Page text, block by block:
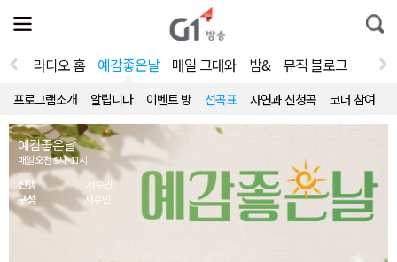
전
체
뉴
열
통
합
라디오 홈 예감좋은날 매일 그대와 밤& 뮤직 블로그
프로그램소개 알립니다 이벤트 방 선곡표 사연과 신청곡 코너 참여
예감좋은날
매일 오전 9시~11시
진행
서수민
구성
서수민